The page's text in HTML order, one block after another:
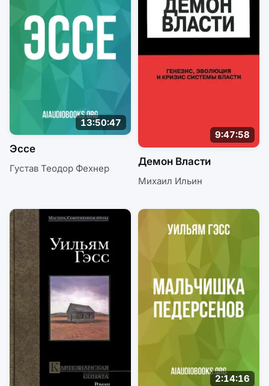
13:50:47
Эссе
Густав Теодор Фехнер
9:47:58
Демон Власти
Михаил Ильин
2:14:16